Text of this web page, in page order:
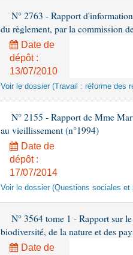
N° 2763 - Rapport
du règlement, par la commission
Date de
dépôt :
13/07/2010
Voir le dossier (Travail : réforme des
N° 2155 - Rapport de Mme
au vieillissement (n°1994)
Date de
dépôt :
17/07/2014
Voir le dossier (Questions sociales
N° 3564 tome 1 - Rapport sur
biodiversité, de la nature et des
Date de